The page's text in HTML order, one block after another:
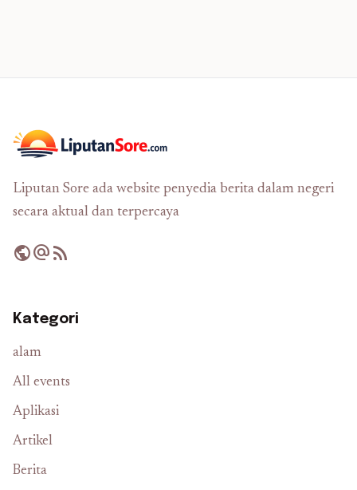
Liputan Sore ada website penyedia berita dalam negeri
secara aktual dan terpercaya
publicalternate_emailrss_feed
Kategori
alam
All events
Aplikasi
Artikel
Berita